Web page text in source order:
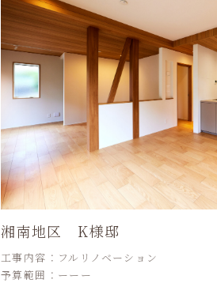
湘南地区 K様邸
工事内容：フルリノベーション
予算範囲：ーーー